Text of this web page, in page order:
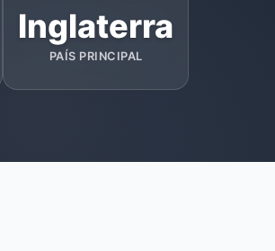
Inglaterra
PAÍS PRINCIPAL